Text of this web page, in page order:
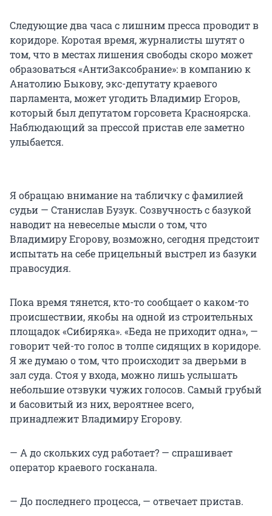
Следующие два часа с лишним пресса проводит в
коридоре. Коротая время, журналисты шутят о
том, что в местах лишения свободы скоро может
образоваться «АнтиЗаксобрание»: в компанию к
Анатолию Быкову, экс-депутату краевого
парламента, может угодить Владимир Егоров,
который был депутатом горсовета Красноярска.
Наблюдающий за прессой пристав еле заметно
улыбается.
Я обращаю внимание на табличку с фамилией
судьи — Станислав Бузук. Созвучность с базукой
наводит на невеселые мысли о том, что
Владимиру Егорову, возможно, сегодня предстоит
испытать на себе прицельный выстрел из базуки
правосудия.
Пока время тянется, кто-то сообщает о каком-то
происшествии, якобы на одной из строительных
площадок «Сибиряка». «Беда не приходит одна», —
говорит чей-то голос в толпе сидящих в коридоре.
Я же думаю о том, что происходит за дверьми в
зал суда. Стоя у входа, можно лишь услышать
небольшие отзвуки чужих голосов. Самый грубый
и басовитый из них, вероятнее всего,
принадлежит Владимиру Егорову.
— А до скольких суд работает? — спрашивает
оператор краевого госканала.
— До последнего процесса, — отвечает пристав.